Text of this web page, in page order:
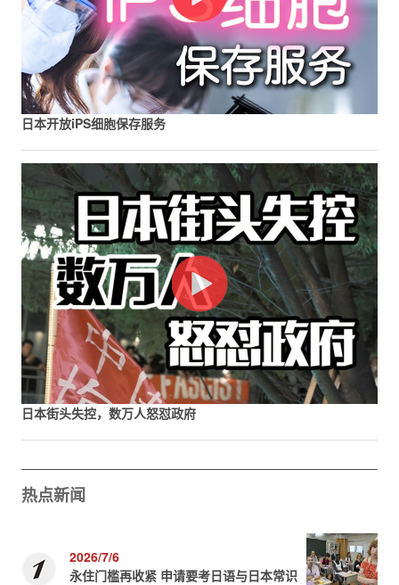
日本开放iPS细胞保存服务
日本街头失控，数万人怒怼政府
热点新闻
2026/7/6
永住门槛再收紧 申请要考日语与日本常识